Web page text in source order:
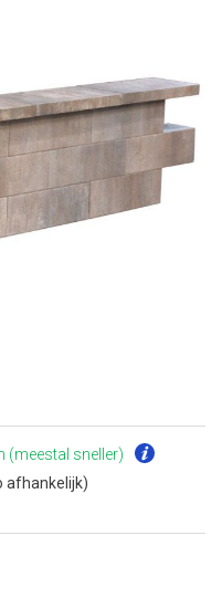
(meestal sneller)
afhankelijk)